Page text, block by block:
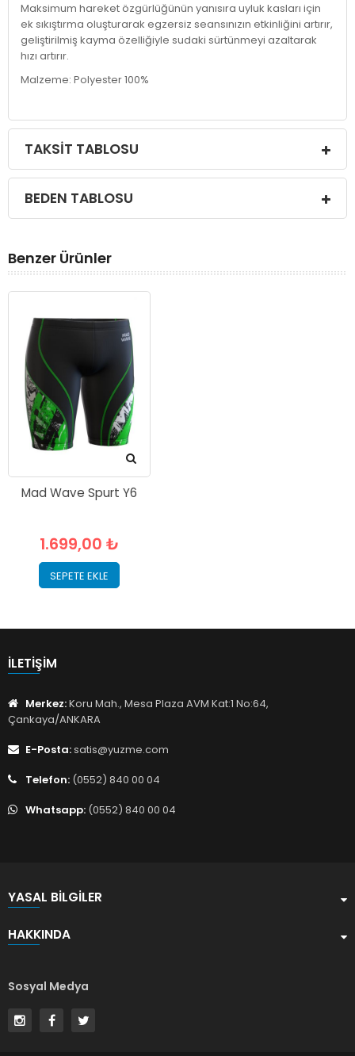
Maksimum hareket özgürlüğünün yanısıra uyluk kasları için
ek sıkıştırma oluşturarak egzersiz seansınızın etkinliğini artırır,
geliştirilmiş kayma özelliğiyle sudaki sürtünmeyi azaltarak
hızı artırır.
Malzeme: Polyester 100%
TAKSIT TABLOSU
BEDEN TABLOSU
Benzer Ürünler
Mad Wave Spurt Y6
1.699,00 ₺
SEPETE EKLE
İLETIŞIM
Merkez:Koru Mah., Mesa Plaza AVM Kat:1 No:64,
Çankaya/ANKARA
E-Posta:satis@yuzme.com
Telefon: (0552) 840 00 04
Whatsapp: (0552) 840 00 04
YASAL BILGILER
HAKKINDA
Sosyal Medya